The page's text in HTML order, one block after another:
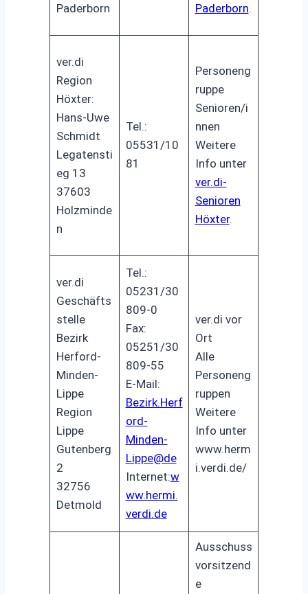
Paderborn
Paderborn.
ver.di
Region
Höxter:
Hans-Uwe
Schmidt
Legatensti
eg 13
37603
Holzminde
n
Tel.:
05531/10
81
Personeng
ruppe
Senioren/i
nnen
Weitere
Info unter
ver.di-
Senioren
Höxter.
ver.di
Geschäfts
stelle
Bezirk
Herford-
Minden-
Lippe
Region
Lippe
Gutenberg
2
32756
Detmold
Tel.:
05231/30
809-0
Fax:
05251/30
809-55
E-Mail:
Bezirk.Herf
ord-
Minden-
Lippe@de
Internet:w
ww.hermi.
verdi.de
ver.di vor
Ort
Alle
Personeng
ruppen
Weitere
Info unter
www.herm
i.verdi.de/
Ausschuss
vorsitzend
e